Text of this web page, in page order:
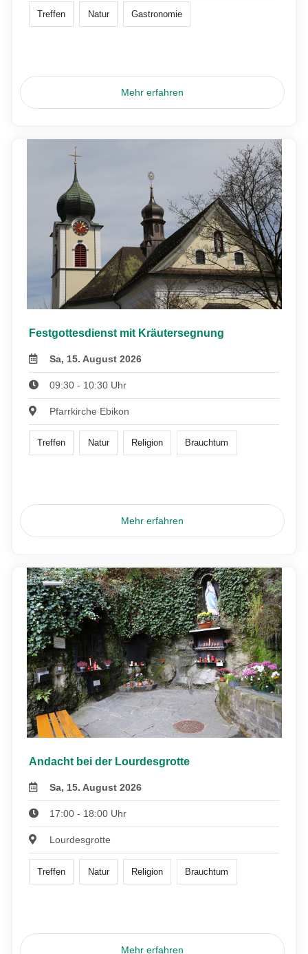
Treffen Natur Gastronomie
Mehr erfahren
Festgottesdienst mit Kräutersegnung
Sa, 15. August 2026
09:30 - 10:30 Uhr
Pfarrkirche Ebikon
Treffen Natur Religion Brauchtum
Mehr erfahren
Andacht bei der Lourdesgrotte
Sa, 15. August 2026
17:00 - 18:00 Uhr
Lourdesgrotte
Treffen Natur Religion Brauchtum
Mehr erfahren